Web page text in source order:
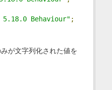
5.18.0 Behaviour" ;
が文字列化された値を